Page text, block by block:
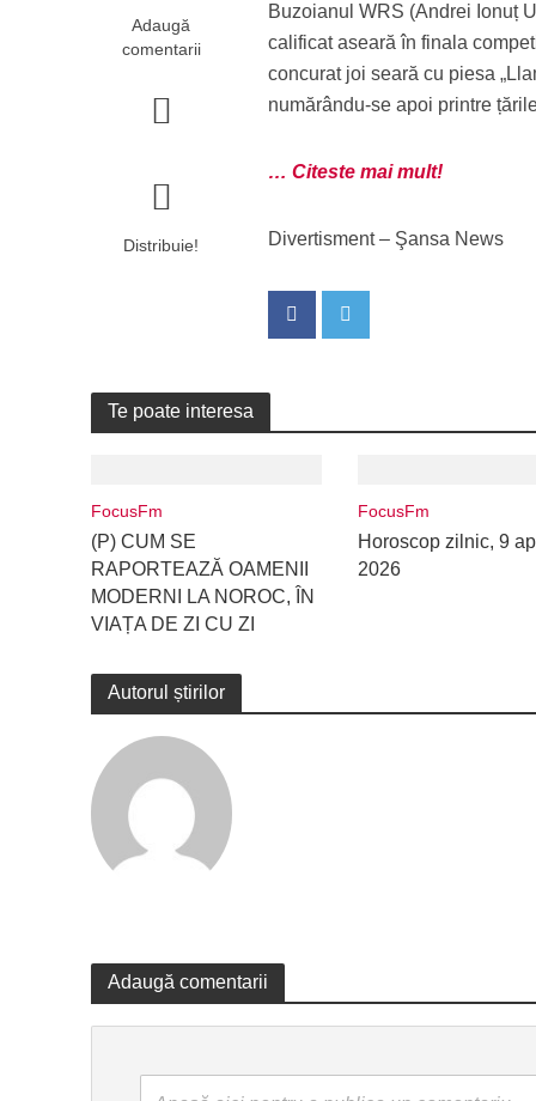
Adaugă
comentarii
Distribuie!
Buzoianul WRS (Andrei Ionuț
calificat aseară în finala
concurat joi seară cu piesa
numărându-se apoi printre
… Citeste mai mult!
Divertisment – Şansa News
Te poate interesa
FocusFm
(P) CUM SE
RAPORTEAZĂ OAMENII
MODERNI LA NOROC, ÎN
VIAȚA DE ZI CU ZI
FocusFm
Horoscop zilnic, 9
2026
Autorul știrilor
Adaugă comentarii